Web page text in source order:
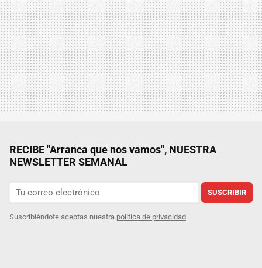
RECIBE "Arranca que nos vamos", NUESTRA
NEWSLETTER SEMANAL
SUSCRIBIR
Suscribiéndote aceptas nuestra política de privacidad